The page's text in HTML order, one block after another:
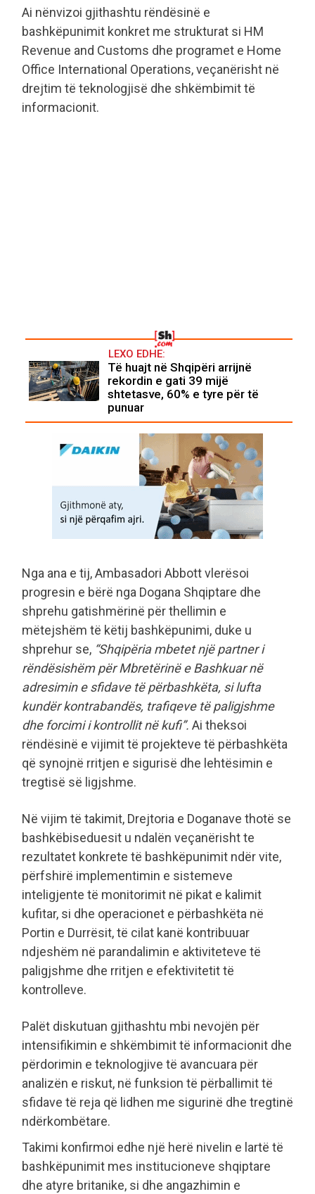
Ai nënvizoi gjithashtu rëndësinë e
bashkëpunimit konkret me strukturat si HM
Revenue and Customs dhe programet e Home
Office International Operations, veçanërisht në
drejtim të teknologjisë dhe shkëmbimit të
informacionit.
LEXO EDHE:
Të huajt në Shqipëri arrijnë
rekordin e gati 39 mijë
shtetasve, 60% e tyre për të
punuar
Nga ana e tij, Ambasadori Abbott vlerësoi
progresin e bërë nga Dogana Shqiptare dhe
shprehu gatishmërinë për thellimin e
mëtejshëm të këtij bashkëpunimi, duke u
shprehur se, “Shqipëria mbetet një partner i
rëndësishëm për Mbretërinë e Bashkuar në
adresimin e sfidave të përbashkëta, si lufta
kundër kontrabandës, trafiqeve të paligjshme
dhe forcimi i kontrollit në kufi”. Ai theksoi
rëndësinë e vijimit të projekteve të përbashkëta
që synojnë rritjen e sigurisë dhe lehtësimin e
tregtisë së ligjshme.
Në vijim të takimit, Drejtoria e Doganave thotë se
bashkëbiseduesit u ndalën veçanërisht te
rezultatet konkrete të bashkëpunimit ndër vite,
përfshirë implementimin e sistemeve
inteligjente të monitorimit në pikat e kalimit
kufitar, si dhe operacionet e përbashkëta në
Portin e Durrësit, të cilat kanë kontribuuar
ndjeshëm në parandalimin e aktiviteteve të
paligjshme dhe rritjen e efektivitetit të
kontrolleve.
Palët diskutuan gjithashtu mbi nevojën për
intensifikimin e shkëmbimit të informacionit dhe
përdorimin e teknologjive të avancuara për
analizën e riskut, në funksion të përballimit të
sfidave të reja që lidhen me sigurinë dhe tregtinë
ndërkombëtare.
Takimi konfirmoi edhe një herë nivelin e lartë të
bashkëpunimit mes institucioneve shqiptare
dhe atyre britanike, si dhe angazhimin e